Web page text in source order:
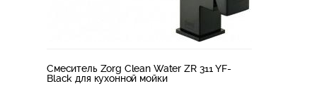
Смеситель Zorg Clean Water ZR 311 YF-
Black для кухонной мойки